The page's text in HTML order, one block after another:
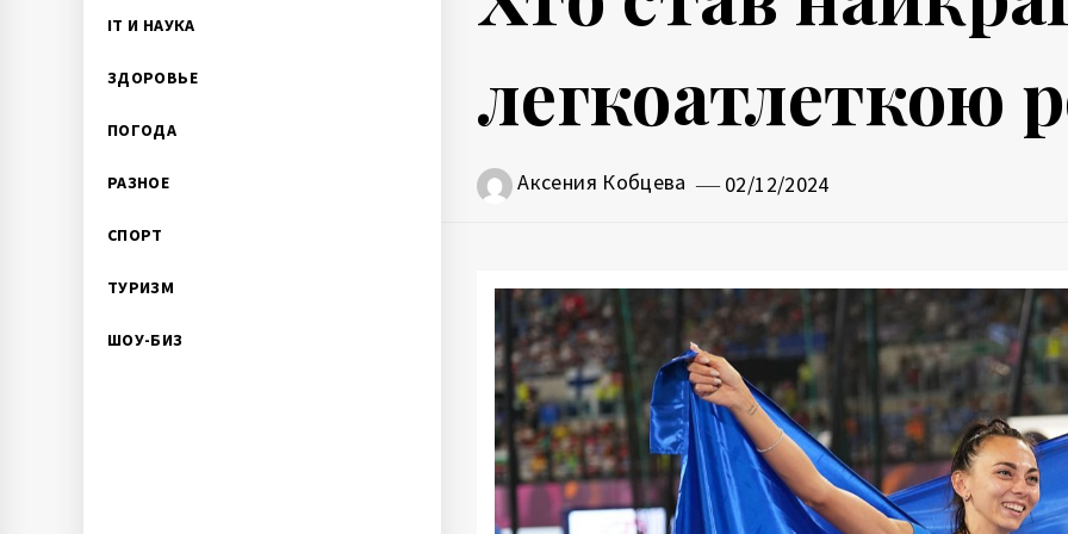
IT И НАУКА
ЗДОРОВЬЕ
ПОГОДА
РАЗНОЕ
СПОРТ
ТУРИЗМ
ШОУ-БИЗ
легкоатлеткою
Аксения Кобцева 02/12/2024